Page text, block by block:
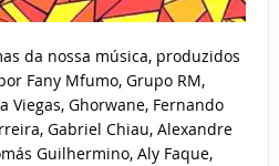
da nossa música, produzidos
Fany Mfumo, Grupo RM,
Viegas, Ghorwane, Fernando
Gabriel Chiau, Alexandre
Guilhermino, Aly Faque,